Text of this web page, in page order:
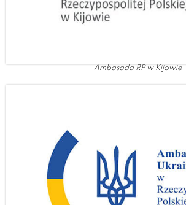
Ambasada RP w Kijowie